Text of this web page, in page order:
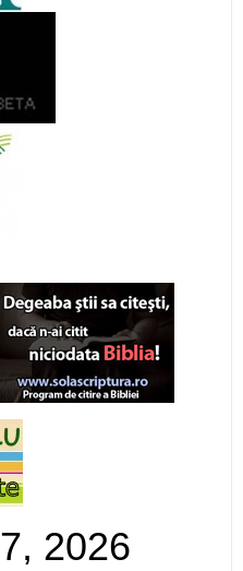
2026